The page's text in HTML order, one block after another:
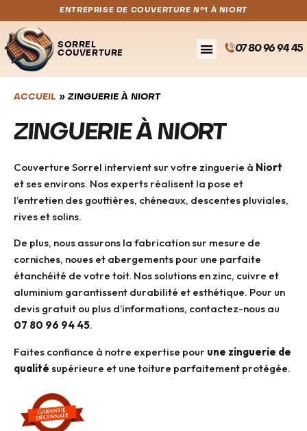
ENTREPRISE DE COUVERTURE N°1 À NIORT
SORREL
COUVERTURE
07 80 96 94 45
ACCUEIL » ZINGUERIE À NIORT
ZINGUERIE À NIORT
Couverture Sorrel intervient sur votre zinguerie à Niort
et ses environs. Nos experts réalisent la pose et
l’entretien des gouttières, chéneaux, descentes pluviales,
rives et solins.
De plus, nous assurons la fabrication sur mesure de
corniches, noues et abergements pour une parfaite
étanchéité de votre toit. Nos solutions en zinc, cuivre et
aluminium garantissent durabilité et esthétique. Pour un
devis gratuit ou plus d’informations, contactez-nous au
07 80 96 94 45.
Faites confiance à notre expertise pour une zinguerie de
qualité supérieure et une toiture parfaitement protégée.